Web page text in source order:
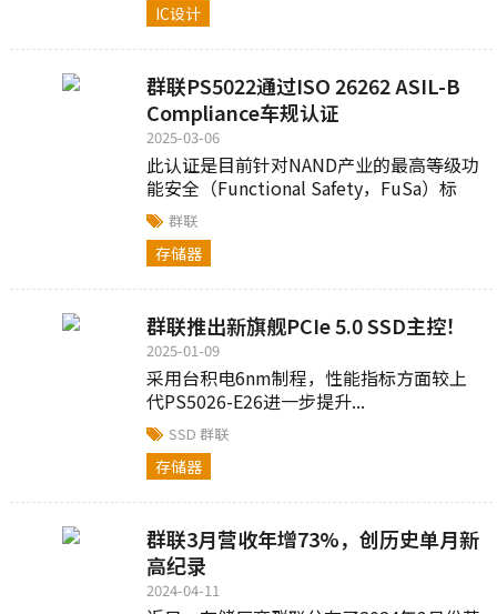
IC设计
群联PS5022通过ISO 26262 ASIL-B
Compliance车规认证
2025-03-06
此认证是目前针对NAND产业的最高等级功
能安全（Functional Safety，FuSa）标
准...群联
存储器
群联推出新旗舰PCIe 5.0 SSD主控！
2025-01-09
采用台积电6nm制程，性能指标方面较上
代PS5026-E26进一步提升...
SSD群联
存储器
群联3月营收年增73%，创历史单月新
高纪录
2024-04-11